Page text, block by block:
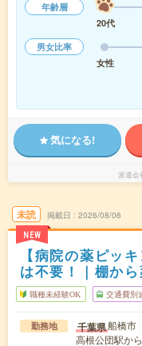
年齢層
20代
男女比率
女性
気になる!
派遣会
未読
NEW
掲載日 2026/08/06
【病院の薬ピッ
は不要！｜棚か
職種未経験OK 交通費別
勤務地 千葉県船橋市
高根公団駅か